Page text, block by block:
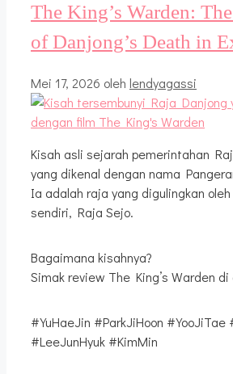
The King’s Warden:
of Danjong’s Death in
Mei 17, 2026 oleh lendyagassi
Kisah asli sejarah pemerintahan
yang dikenal dengan nama
Ia adalah raja yang digulingkan
sendiri, Raja Sejo.
Bagaimana kisahnya?
Simak review The King’s Warden
#YuHaeJin #ParkJiHoon #YooJiTae
#LeeJunHyuk #KimMin